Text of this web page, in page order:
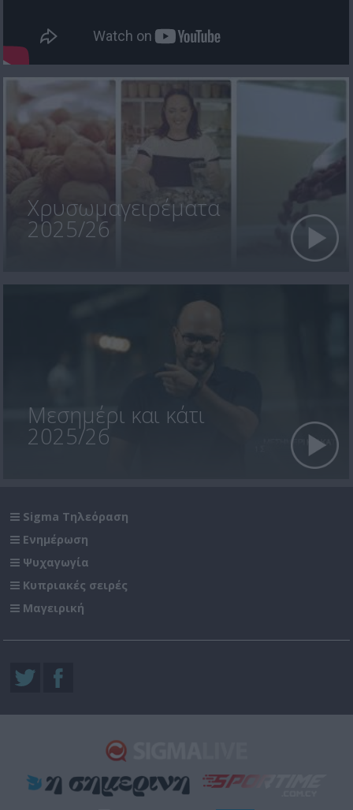
Χρυσωμαγειρέματα
2025/26
Μεσημέρι και κάτι
2025/26
Sigma Τηλεόραση
Ενημέρωση
Ψυχαγωγία
Κυπριακές σειρές
Μαγειρική